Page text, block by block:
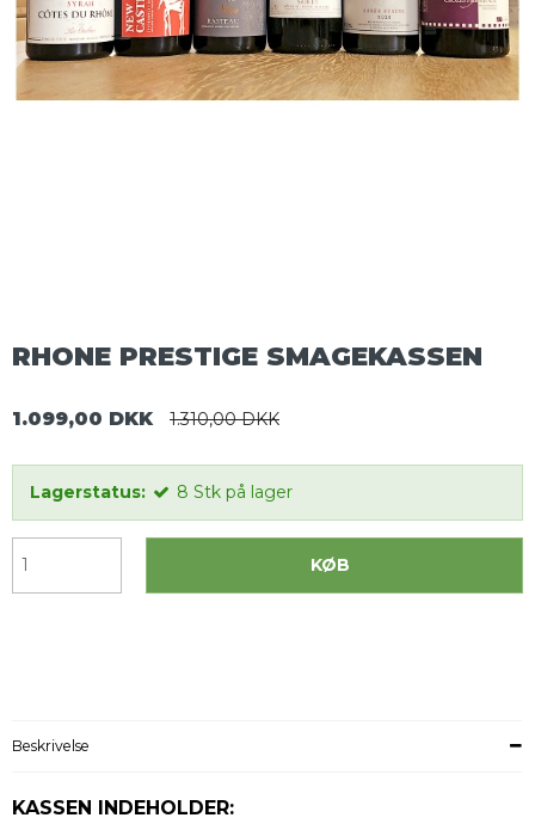
RHONE PRESTIGE SMAGEKASSEN
1.099,00 DKK 1.310,00 DKK
Lagerstatus: 8 Stk på lager
KØB
Beskrivelse
KASSEN INDEHOLDER: